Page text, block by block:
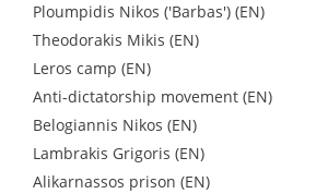
Ploumpidis Nikos ('Barbas') (EN)
Theodorakis Mikis (EN)
Leros camp (EN)
Anti-dictatorship movement (EN)
Belogiannis Nikos (EN)
Lambrakis Grigoris (EN)
Alikarnassos prison (EN)